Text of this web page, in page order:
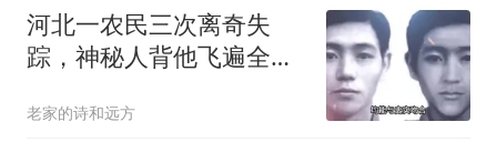
河北一农民三次离奇失
踪，神秘人背他飞遍全中
老家的诗和远方